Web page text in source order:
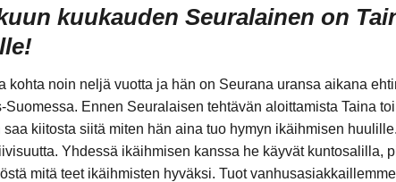
kuukauden Seuralainen on
kohta noin neljä vuotta ja hän on Seurana uransa aikana
Ennen Seuralaisen tehtävän aloittamista Taina
kiitosta siitä miten hän aina tuo hymyn ikäihmisen
Yhdessä ikäihmisen kanssa he käyvät kuntosalilla,
mitä teet ikäihmisten hyväksi. Tuot